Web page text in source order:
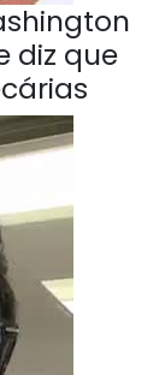
diz que